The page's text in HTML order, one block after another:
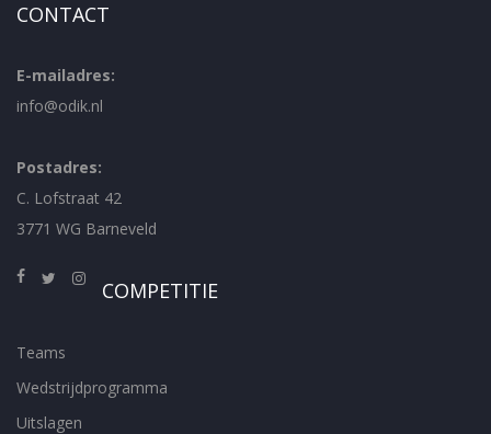
CONTACT
E-mailadres:
info@odik.nl
Postadres:
C. Lofstraat 42
3771 WG Barneveld
COMPETITIE
Teams
Wedstrijdprogramma
Uitslagen